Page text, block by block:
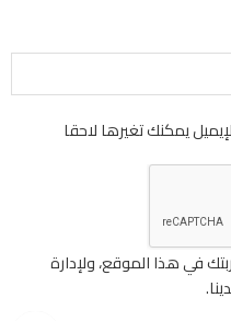
يمكنك تغيرها لاحقا
في هذا الموقع، ولإدارة